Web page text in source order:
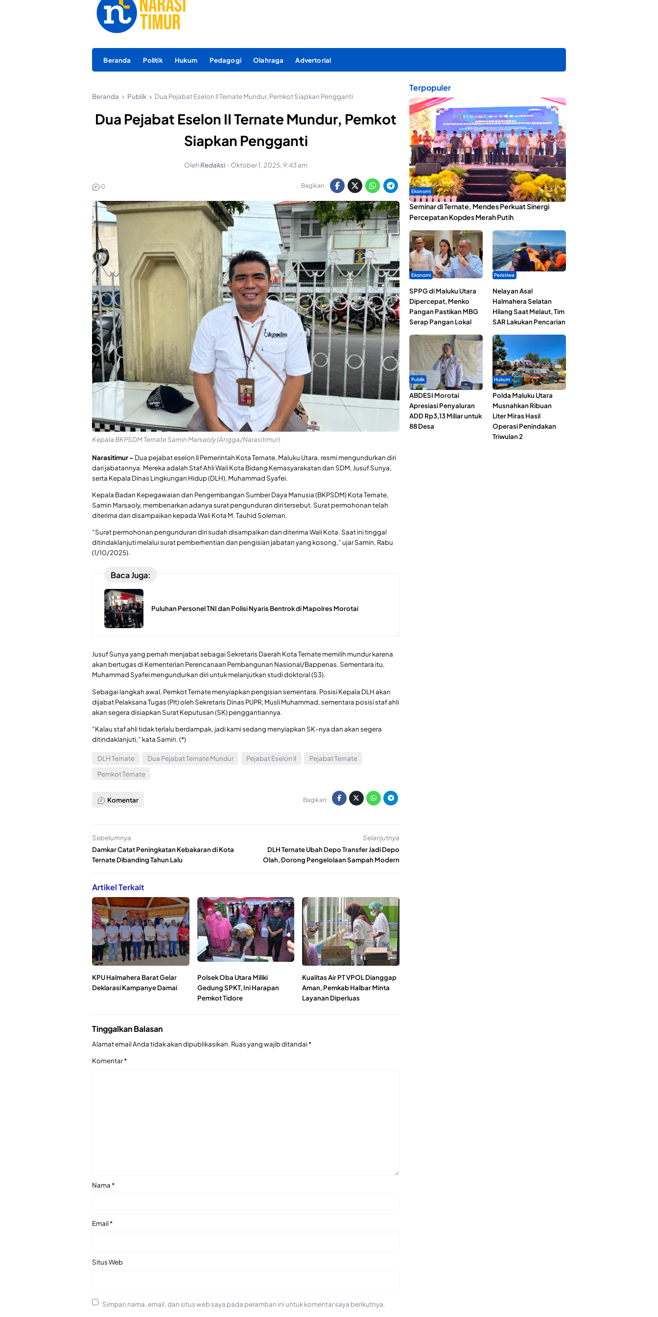
Beranda Politik Hukum Pedagogi Olahraga Advertorial
Beranda Publik Dua Pejabat Eselon II Ternate Mundur, Pemkot Siapkan Pengganti
Dua Pejabat Eselon II Ternate Mundur, Pemkot
Siapkan Pengganti
OlehRedaksi- Oktober 1, 2025, 9:43 am
0 Bagikan:
Kepala BKPSDM Ternate Samin Marsaoly (Angga/Narasitimur)
Narasitimur – Dua pejabat eselon II Pemerintah Kota Ternate, Maluku Utara, resmi mengundurkan diri
dari jabatannya. Mereka adalah Staf Ahli Wali Kota Bidang Kemasyarakatan dan SDM, Jusuf Sunya,
serta Kepala Dinas Lingkungan Hidup (DLH), Muhammad Syafei.
Kepala Badan Kepegawaian dan Pengembangan Sumber Daya Manusia (BKPSDM) Kota Ternate,
Samin Marsaoly, membenarkan adanya surat pengunduran diri tersebut. Surat permohonan telah
diterima dan disampaikan kepada Wali Kota M. Tauhid Soleman.
“Surat permohonan pengunduran diri sudah disampaikan dan diterima Wali Kota. Saat ini tinggal
ditindaklanjuti melalui surat pemberhentian dan pengisian jabatan yang kosong,” ujar Samin, Rabu
(1/10/2025).
Baca Juga:
Puluhan Personel TNI dan Polisi Nyaris Bentrok di Mapolres Morotai
Jusuf Sunya yang pernah menjabat sebagai Sekretaris Daerah Kota Ternate memilih mundur karena
akan bertugas di Kementerian Perencanaan Pembangunan Nasional/Bappenas. Sementara itu,
Muhammad Syafei mengundurkan diri untuk melanjutkan studi doktoral (S3).
Sebagai langkah awal, Pemkot Ternate menyiapkan pengisian sementara. Posisi Kepala DLH akan
dijabat Pelaksana Tugas (Plt) oleh Sekretaris Dinas PUPR, Musli Muhammad, sementara posisi staf ahli
akan segera disiapkan Surat Keputusan (SK) penggantiannya.
“Kalau staf ahli tidak terlalu berdampak, jadi kami sedang menyiapkan SK-nya dan akan segera
ditindaklanjuti,” kata Samin. (*)
DLH Ternate Dua Pejabat Ternate Mundur Pejabat Eselon II
Pejabat Ternate
Pemkot Ternate
Komentar Bagikan:
Sebelumnya
Damkar Catat Peningkatan Kebakaran di Kota
Ternate Dibanding Tahun Lalu
Selanjutnya
DLH Ternate Ubah Depo Transfer Jadi Depo
Olah, Dorong Pengelolaan Sampah Modern
Artikel Terkait
KPU Halmahera Barat Gelar
Deklarasi Kampanye Damai
Polsek Oba Utara Miliki
Gedung SPKT, Ini Harapan
Pemkot Tidore
Kualitas Air PT VPOL Dianggap
Aman, Pemkab Halbar Minta
Layanan Diperluas
Tinggalkan Balasan
Alamat email Anda tidak akan dipublikasikan. Ruas yang wajib ditandai*
Komentar*
Nama*
Email*
Situs Web
Simpan nama, email, dan situs web saya pada peramban ini untuk komentar saya berikutnya.
Terpopuler
Ekonomi
Seminar di Ternate, Mendes Perkuat Sinergi
Percepatan Kopdes Merah Putih
Ekonomi
SPPG di Maluku Utara
Dipercepat, Menko
Pangan Pastikan MBG
Serap Pangan Lokal
Peristiwa
Nelayan Asal
Halmahera Selatan
Hilang Saat Melaut, Tim
SAR Lakukan Pencarian
Publik
ABDESI Morotai
Apresiasi Penyaluran
ADD Rp3,13 Miliar untuk
88 Desa
Hukum
Polda Maluku Utara
Musnahkan Ribuan
Liter Miras Hasil
Operasi Penindakan
Triwulan 2